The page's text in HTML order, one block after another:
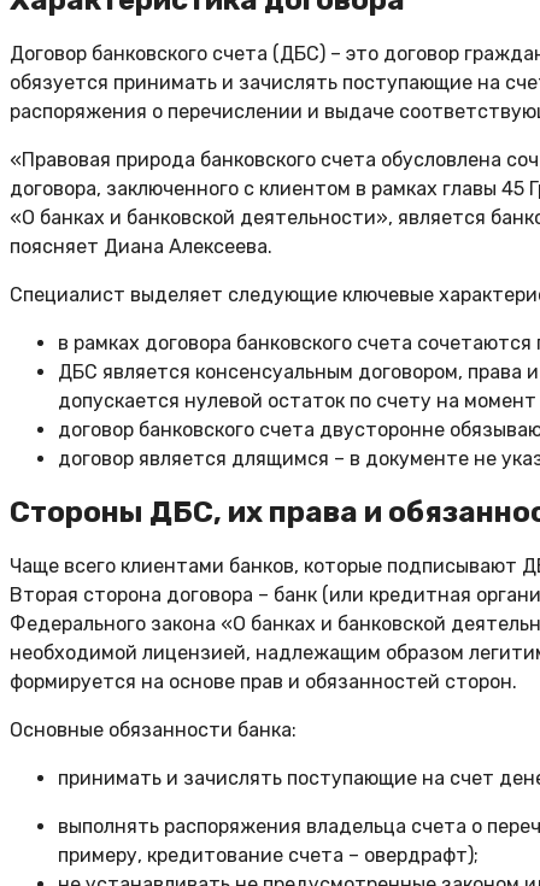
Договор банковского счета (ДБС) – это договор
обязуется принимать и зачислять поступающие на
распоряжения о перечислении и выдаче
«Правовая природа банковского счета обусловлена
договора, заключенного с клиентом в рамках главы
«О банках и банковской деятельности», является
поясняет Диана Алексеева.
Специалист выделяет следующие ключевые
в рамках договора банковского счета
ДБС является консенсуальным договором, права
допускается нулевой остаток по счету на
договор банковского счета двусторонне
договор является длящимся – в документе не
Стороны ДБС, их права и
Чаще всего клиентами банков, которые подписывают
Вторая сторона договора – банк (или кредитная
Федерального закона «О банках и банковской
необходимой лицензией, надлежащим образом
формируется на основе прав и обязанностей сторон.
Основные обязанности банка:
принимать и зачислять поступающие на счет
выполнять распоряжения владельца счета о
примеру, кредитование счета – овердрафт);